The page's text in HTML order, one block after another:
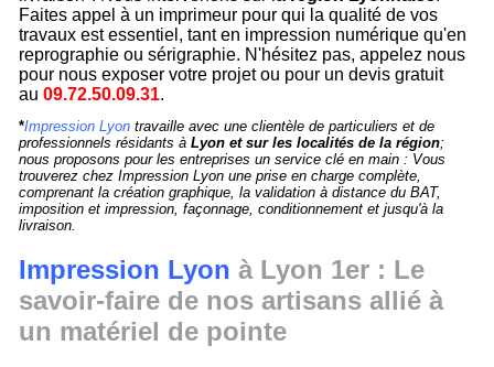
Faites appel à un imprimeur pour qui la qualité de vos
travaux est essentiel, tant en impression numérique qu'en
reprographie ou sérigraphie. N'hésitez pas, appelez nous
pour nous exposer votre projet ou pour un devis gratuit
au09.72.50.09.31.
*Impression Lyon travaille avec une clientèle de particuliers et de
professionnels résidants àLyon et sur les localités de la région;
nous proposons pour les entreprises un service clé en main : Vous
trouverez chez Impression Lyon une prise en charge complète,
comprenant la création graphique, la validation à distance du BAT,
imposition et impression, façonnage, conditionnement et jusqu'à la
livraison.
Impression Lyon à Lyon 1er : Le
savoir-faire de nos artisans allié à
un matériel de pointe